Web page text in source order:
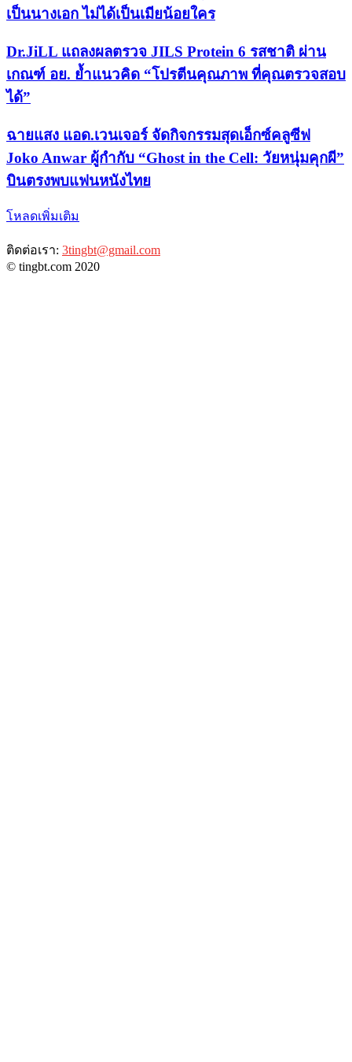
เป็นนางเอก ไม่ได้เป็นเมียน้อยใคร
Dr.JiLL แถลงผลตรวจ JILS Protein 6 รสชาติ ผ่าน
เกณฑ์ อย. ย้ำแนวคิด “โปรตีนคุณภาพ ที่คุณตรวจสอบ
ได้”
ฉายแสง แอด.เวนเจอร์ จัดกิจกรรมสุดเอ็กซ์คลูซีฟ
Joko Anwar ผู้กำกับ “Ghost in the Cell: วัยหนุ่มคุกผี”
บินตรงพบแฟนหนังไทย
โหลดเพิ่มเติม
ติดต่อเรา: 3tingbt@gmail.com
© tingbt.com 2020